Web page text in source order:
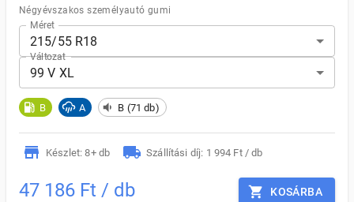
Négyévszakos személyautó gumi
Méret
215/55 R18
Változat
99 V XL
B A B (71 db)
Készlet: 8+ db Szállítási díj: 1 994 Ft / db
47 186 Ft / db KOSÁRBA